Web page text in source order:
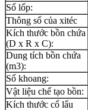
Số lốp:
Thông số của xitéc
Kích thước bồn chứa
(D x R x C):
Dung tích bồn chứa
(m3):
Số khoang:
Vật liệu chế tạo bồn:
Kích thước cổ lẩu